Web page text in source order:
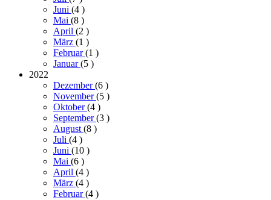
Juni (4 )
Mai (8 )
April (2 )
März (1 )
Februar(1 )
Januar(5 )
2022
Dezember(6 )
November(5 )
Oktober(4 )
September(3 )
August (8 )
Juli (4 )
Juni (10 )
Mai (6 )
April (4 )
März (4 )
Februar(4 )